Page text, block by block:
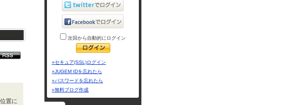
置に
次回から自動的にログイン
»セキュア(SSL)ログイン
»JUGEM IDを忘れたら
»パスワードを忘れたら
»無料ブログ作成